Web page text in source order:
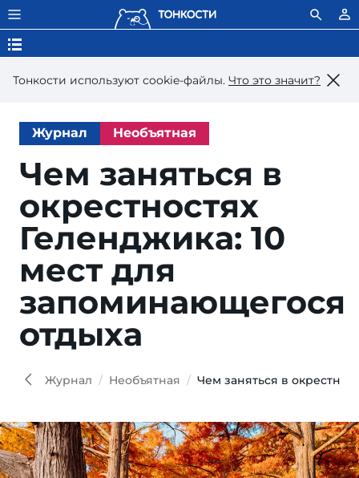
Тонкости используют сookie-файлы. Что это значит?
Журнал Необъятная
Чем заняться в
окрестностях
Геленджика: 10
мест для
запоминающегося
отдыха
Журнал Необъятная Чем заняться в